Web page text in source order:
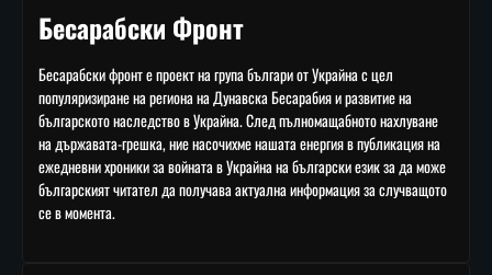
Бесарабски Фронт
Бесарабски фронт е проект на група българи от Украйна с цел
популяризиране на региона на Дунавска Бесарабия и развитие на
българското наследство в Украйна. След пълномащабното нахлуване
на държавата-грешка, ние насочихме нашата енергия в публикация на
ежедневни хроники за войната в Украйна на български език за да може
българският читател да получава актуална информация за случващото
се в момента.